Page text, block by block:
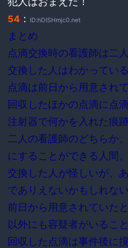
54 ： ID:hDISHmjc0.net
まとめ
点滴交換時の看護師は二人
交換した人はわかっている
点滴は前日から用意され
回収したほかの点滴に点
注射器で何かを入れた痕
二人の看護師のどちらか
にすることができる人間。
交換した人が怪しいが、
でありえないかもしれない
前日から用意されていた
以外にも容疑者がいること
回収した点滴は事件後に